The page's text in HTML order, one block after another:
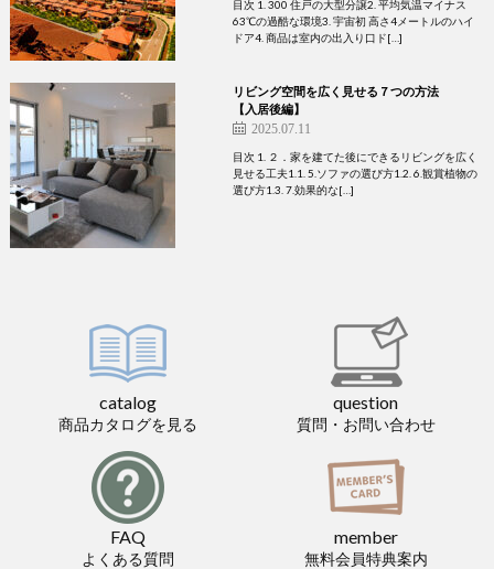
目次 1. 300 住戸の大型分譲2. 平均気温マイナス
63℃の過酷な環境3. 宇宙初 高さ4メートルのハイ
ドア4. 商品は室内の出入り口ド[…]
リビング空間を広く見せる７つの方法
【入居後編】
2025.07.11
目次 1. ２．家を建てた後にできるリビングを広く
見せる工夫1.1. 5.ソファの選び方1.2. 6.観賞植物の
選び方1.3. 7.効果的な[…]
catalog
商品カタログを見る
question
質問・お問い合わせ
FAQ
よくある質問
member
無料会員特典案内